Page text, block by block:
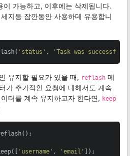
이 가능하고, 이후에는 삭제됩니다.
지등 잠깐동안 사용하데 유용합니
'status' , 'Task was successful!'
유지할 필요가 있을 때, reflash 메
가 추가적인 요청에 대해서도 계속
터를 계속 유지하고자 한다면, keep
'username' , 'email' ]);